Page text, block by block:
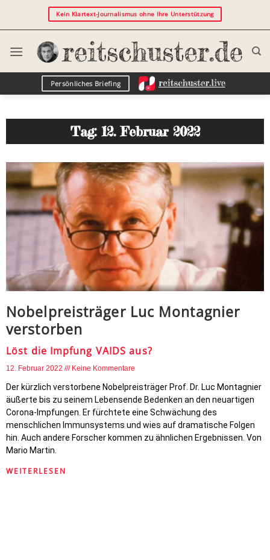
Kein Klartext-Journalismus ohne Ihre Unterstützung
Persönliches Briefing
Tag: 12. Februar 2022
Nobelpreisträger Luc Montagnier
verstorben
Löst die Impfung VAIDS aus?
12. Februar 2022 Keine Kommentare
Der kürzlich verstorbene Nobelpreisträger Prof. Dr. Luc Montagnier
äußerte bis zu seinem Lebensende Bedenken an den neuartigen
Corona-Impfungen. Er fürchtete eine Schwächung des
menschlichen Immunsystems und wies auf dramatische Folgen
hin. Auch andere Forscher kommen zu ähnlichen Ergebnissen. Von
Mario Martin.
WEITERLESEN